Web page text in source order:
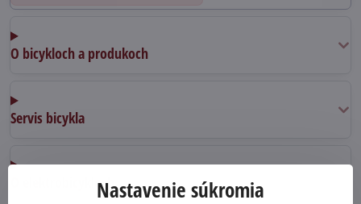
O bicykloch a produkoch
Servis bicykla
O elektrobicyklochNastavenie súkromia